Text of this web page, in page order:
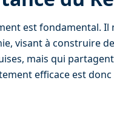
est fondamental. Il
visant à construire
mais qui
efficace est